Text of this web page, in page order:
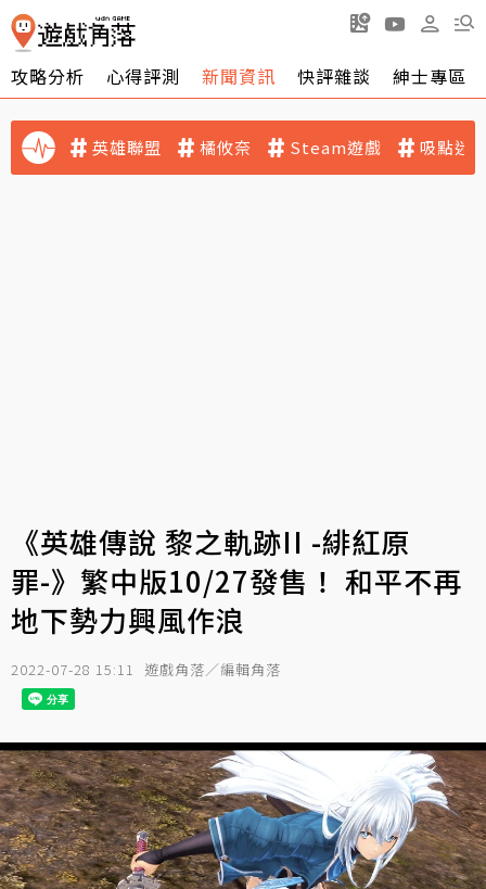
攻略分析 心得評測 新聞資訊 快評雜談 紳士專區
英雄聯盟 橘攸奈 Steam遊戲 吸點迷
《英雄傳說 黎之軌跡II -緋紅原
罪-》繁中版10/27發售！ 和平不再
地下勢力興風作浪
2022-07-28 15:11 遊戲角落／編輯角落